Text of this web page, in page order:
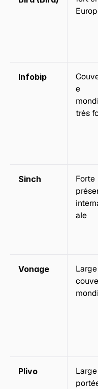
Infobip
e
très
Sinch
Forte
ale
Vonage
Large
Plivo
Large